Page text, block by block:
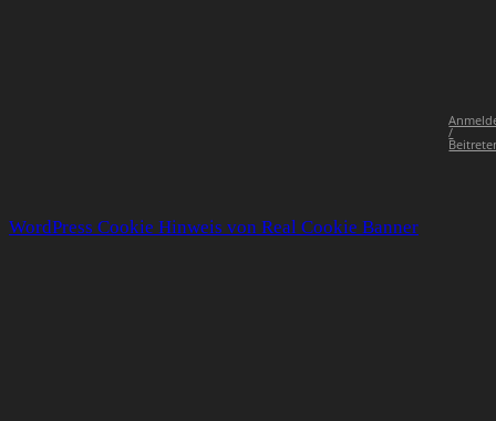
/
WordPress Cookie Hinweis von Real Cookie Banner